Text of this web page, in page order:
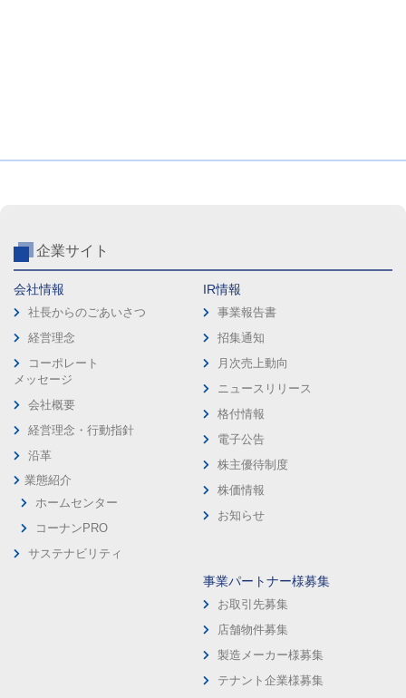
企業サイト
会社情報
社長からのごあいさつ
経営理念
コーポレート
メッセージ
会社概要
経営理念・行動指針
沿革
業態紹介
ホームセンター
コーナンPRO
サステナビリティ
IR情報
事業報告書
招集通知
月次売上動向
ニュースリリース
格付情報
電子公告
株主優待制度
株価情報
お知らせ
事業パートナー様募集
お取引先募集
店舗物件募集
製造メーカー様募集
テナント企業様募集